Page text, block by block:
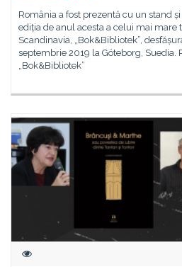
România a fost prezentă cu un stand
ediția de anul acesta a celui mai mare
Scandinavia, „Bok&Bibliotek”,
septembrie 2019 la Göteborg, Suedia.
„Bok&Bibliotek”